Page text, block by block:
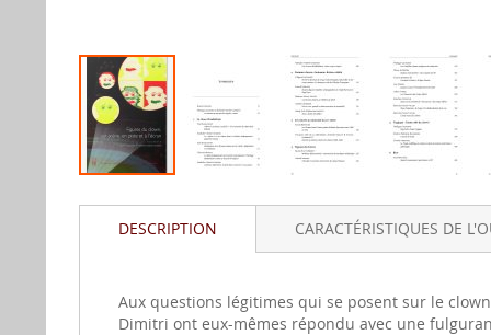
au
début
gallerie
d'image
DESCRIPTION
Aux questions légitimes qui se posent sur le
Dimitri ont eux-mêmes répondu avec une
CARACTÉRISTIQUES DE